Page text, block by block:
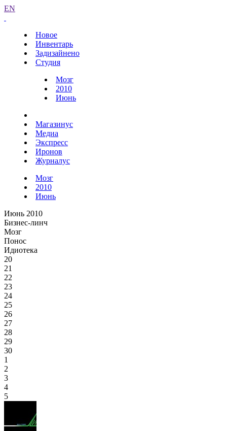
EN
Новое
Инвентарь
Задизайнено
Студия
Мозг
2010
Июнь
Магазинус
Медиа
Экспресс
Иронов
Журналус
Мозг
2010
Июнь
Июнь 2010
Бизнес-линч
Мозг
Понос
Идиотека
20
21
22
23
24
25
26
27
28
29
30
1
2
3
4
5